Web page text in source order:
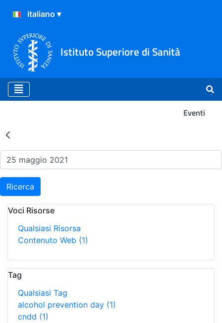
Istituto Superiore di Sanità
Eventi
Risultati della Ricerca -
Ricerca
Voci Risorse
Qualsiasi Risorsa
Contenuto Web (1)
Tag
Qualsiasi Tag
alcohol prevention day (1)
cndd (1)